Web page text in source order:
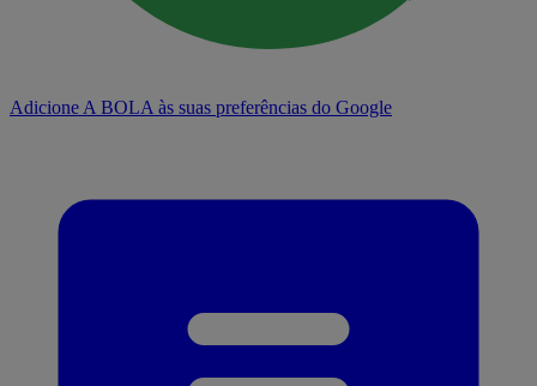
Adicione A BOLA às suas preferências do Google